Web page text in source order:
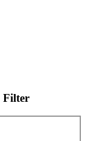
Filter